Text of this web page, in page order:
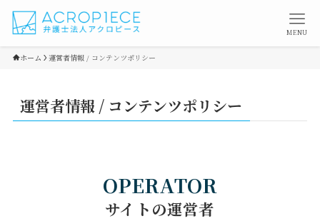
MENU
ホーム 運営者情報 / コンテンツポリシー
運営者情報 / コンテンツポリシー
OPERATOR
サイトの運営者